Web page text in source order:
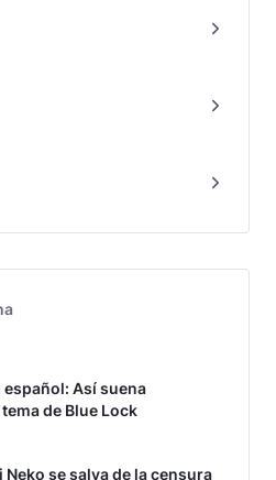
español: Así suena
de Blue Lock
Neko se salva de la censura